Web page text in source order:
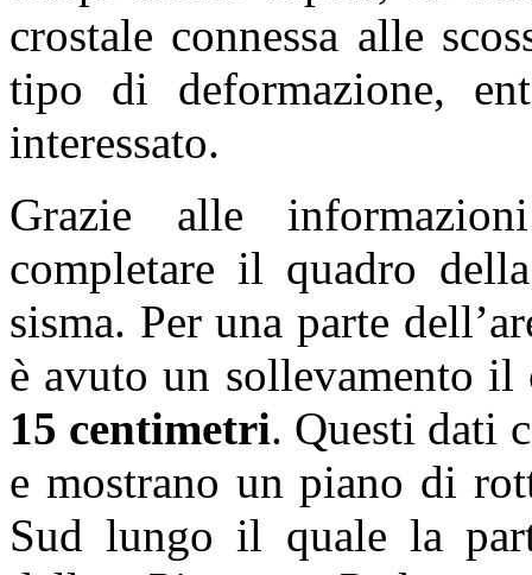
crostale connessa alle
tipo di deformazione,
interessato.
Grazie alle
completare il quadro
sisma. Per una parte
è avuto un sollevamento
15 centimetri. Questi dati
e mostrano un piano di
Sud lungo il quale la